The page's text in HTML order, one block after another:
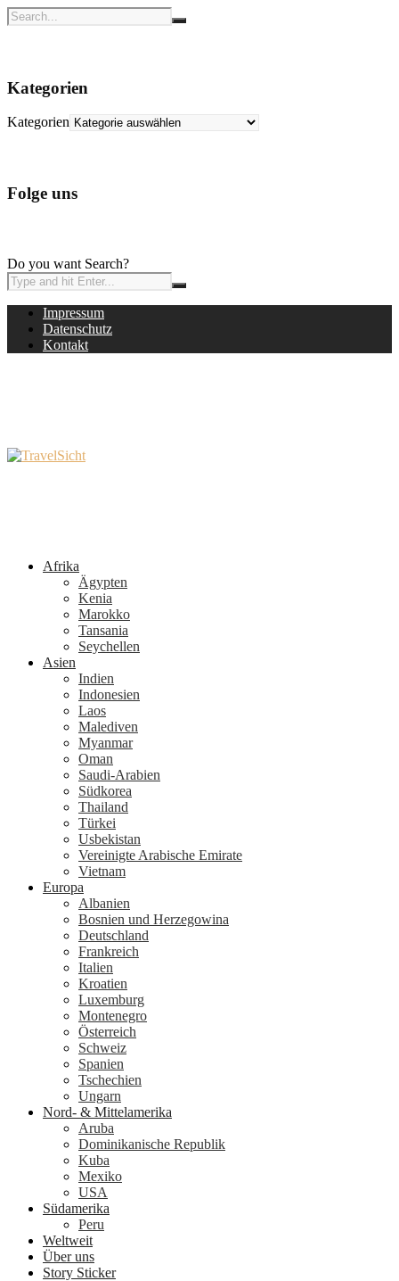
Kategorien
Kategorien
Folge uns
Do you want Search?
Impressum
Datenschutz
Kontakt
Afrika
Ägypten
Kenia
Marokko
Tansania
Seychellen
Asien
Indien
Indonesien
Laos
Malediven
Myanmar
Oman
Saudi-Arabien
Südkorea
Thailand
Türkei
Usbekistan
Vereinigte Arabische Emirate
Vietnam
Europa
Albanien
Bosnien und Herzegowina
Deutschland
Frankreich
Italien
Kroatien
Luxemburg
Montenegro
Österreich
Schweiz
Spanien
Tschechien
Ungarn
Nord- & Mittelamerika
Aruba
Dominikanische Republik
Kuba
Mexiko
USA
Südamerika
Peru
Weltweit
Über uns
Story Sticker